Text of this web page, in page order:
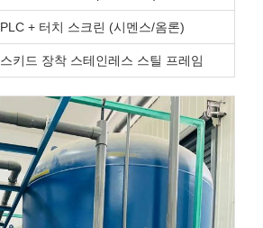
PLC + 터치 스크린 (시멘스/옴론)
스키드 장착 스테인레스 스틸 프레임